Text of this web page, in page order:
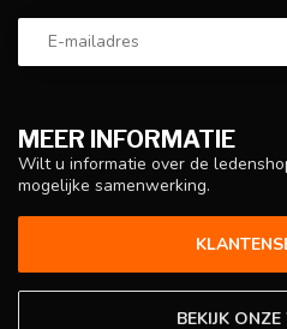
MEER INFORMATIE
Wilt u informatie over de
mogelijke samenwerking.
BEKIJK